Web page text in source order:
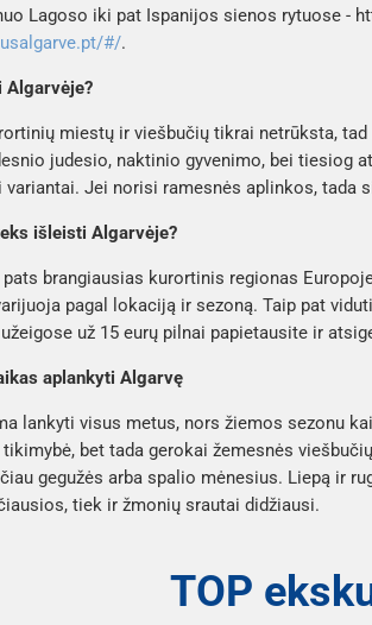
Lagoso iki pat Ispanijos sienos rytuose -
#/.
Algarvėje?
miestų ir viešbučių tikrai netrūksta,
judesio, naktinio gyvenimo, bei tiesiog
Jei norisi ramesnės aplinkos, tada
išleisti Algarvėje?
pats brangiausias kurortinis regionas
pagal lokaciją ir sezoną. Taip pat
už 15 eurų pilnai papietausite ir
aplankyti Algarvę
lankyti visus metus, nors žiemos sezonu
bet tada gerokai žemesnės
gegužės arba spalio mėnesius. Liepą ir
tiek ir žmonių srautai didžiausi.
TOP